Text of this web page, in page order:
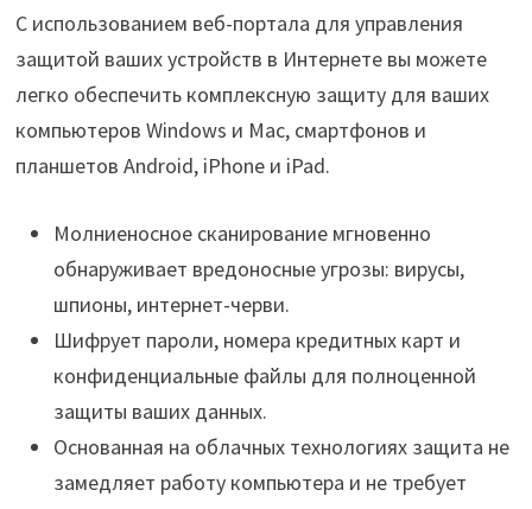
С использованием веб-портала для управления
защитой ваших устройств в Интернете вы можете
легко обеспечить комплексную защиту для ваших
компьютеров Windows и Mac, смартфонов и
планшетов Android, iPhone и iPad.
Молниеносное сканирование мгновенно
обнаруживает вредоносные угрозы: вирусы,
шпионы, интернет-черви.
Шифрует пароли, номера кредитных карт и
конфиденциальные файлы для полноценной
защиты ваших данных.
Основанная на облачных технологиях защита не
замедляет работу компьютера и не требует